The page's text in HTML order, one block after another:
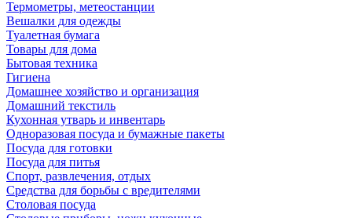
Термометры, метеостанции
Вешалки для одежды
Туалетная бумага
Товары для дома
Бытовая техника
Гигиена
Домашнее хозяйство и организация
Домашний текстиль
Кухонная утварь и инвентарь
Одноразовая посуда и бумажные пакеты
Посуда для готовки
Посуда для питья
Спорт, развлечения, отдых
Средства для борьбы с вредителями
Столовая посуда